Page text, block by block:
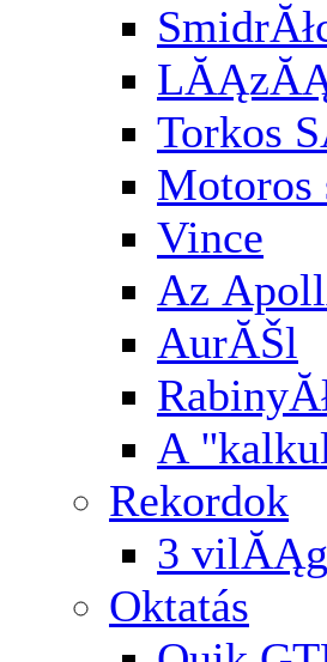
Torkos
Vince
Az
AurĂŠl
A
Rekordok
3
Oktatás